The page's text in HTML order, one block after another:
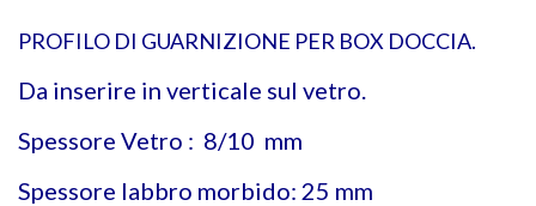
PROFILO DI GUARNIZIONE PER BOX DOCCIA.
Da inserire in verticale sul vetro.
Spessore Vetro : 8/10 mm
Spessore labbro morbido: 25 mm